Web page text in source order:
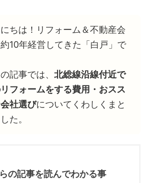
ちは！リフォーム＆不動産会
10年経営してきた「白戸」で
記事では、 北総線沿線付近で
フォームをする費用・おスス
社選びについてくわしくまと
た。
の記事を読んでわかる事